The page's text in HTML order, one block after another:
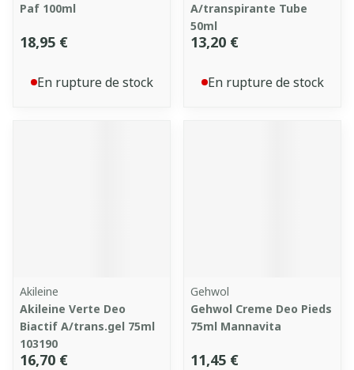
Paf 100ml
18,95 €
En rupture de stock
A/transpirante Tube
50ml
13,20 €
En rupture de stock
Akileine
Akileine Verte Deo
Biactif A/trans.gel 75ml
103190
16,70 €
Gehwol
Gehwol Creme Deo Pieds
75ml Mannavita
11,45 €